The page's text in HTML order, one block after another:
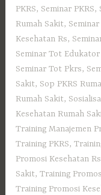
PKRS, Seminar PKRS,
Rumah Sakit,
Kesehatan Rs,
Seminar Tot
Seminar Tot Pkrs,
Sakit, Sop PKRS
Rumah Sakit,
Kesehatan Rumah
Training Manajemen
Training PKRS,
Promosi Kesehatan Rs
Sakit,Training
Training Promosi